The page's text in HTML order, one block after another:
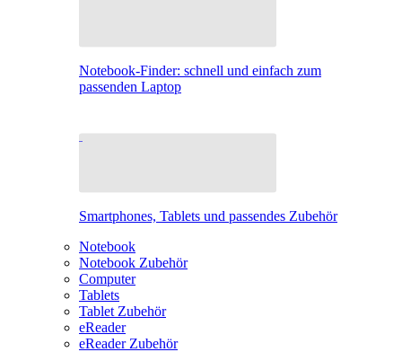
Notebook-Finder: schnell und einfach zum
passenden Laptop
Smartphones, Tablets und passendes Zubehör
Notebook
Notebook Zubehör
Computer
Tablets
Tablet Zubehör
eReader
eReader Zubehör